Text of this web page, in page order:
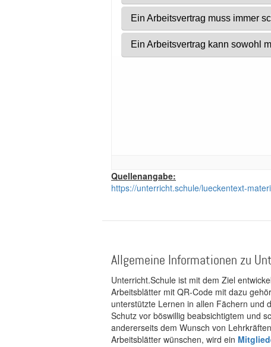
Quellenangabe:
https://unterricht.schule/lueckentext-
Allgemeine Informationen zu
Unterricht.Schule ist mit dem Ziel
Arbeitsblätter mit QR-Code mit dazu
unterstützte Lernen in allen Fächern und
Schutz vor böswillig beabsichtigtem und
andererseits dem Wunsch von
Arbeitsblätter wünschen, wird ein